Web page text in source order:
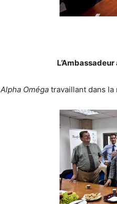
Alpha Oméga travaillant dans